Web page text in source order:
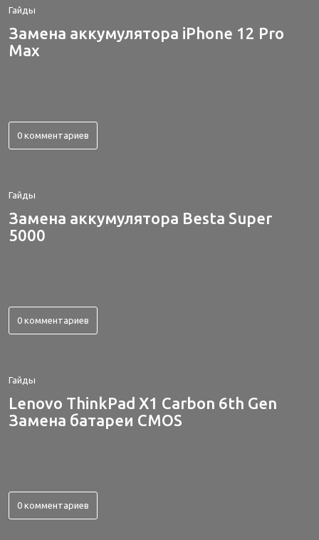
Гайды
Замена аккумулятора iPhone 12 Pro
Max
0 комментариев
Гайды
Замена аккумулятора Besta Super
5000
0 комментариев
Гайды
Lenovo ThinkPad X1 Carbon 6th Gen
Замена батареи CMOS
0 комментариев